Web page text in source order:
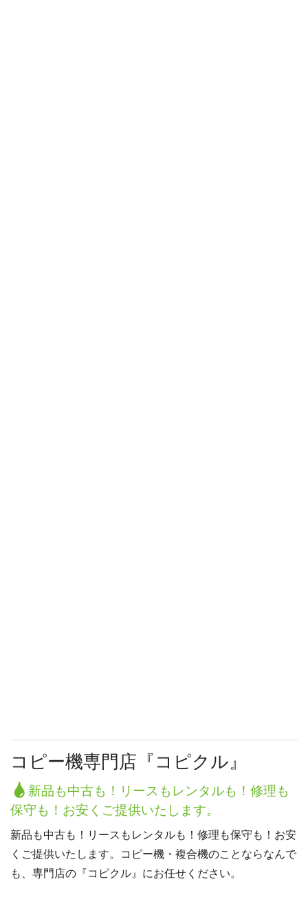
コピー機専門店『コピクル』
新品も中古も！リースもレンタルも！修理も
保守も！お安くご提供いたします。
新品も中古も！リースもレンタルも！修理も保守も！お安
くご提供いたします。コピー機・複合機のことならなんで
も、専門店の『コピクル』にお任せください。